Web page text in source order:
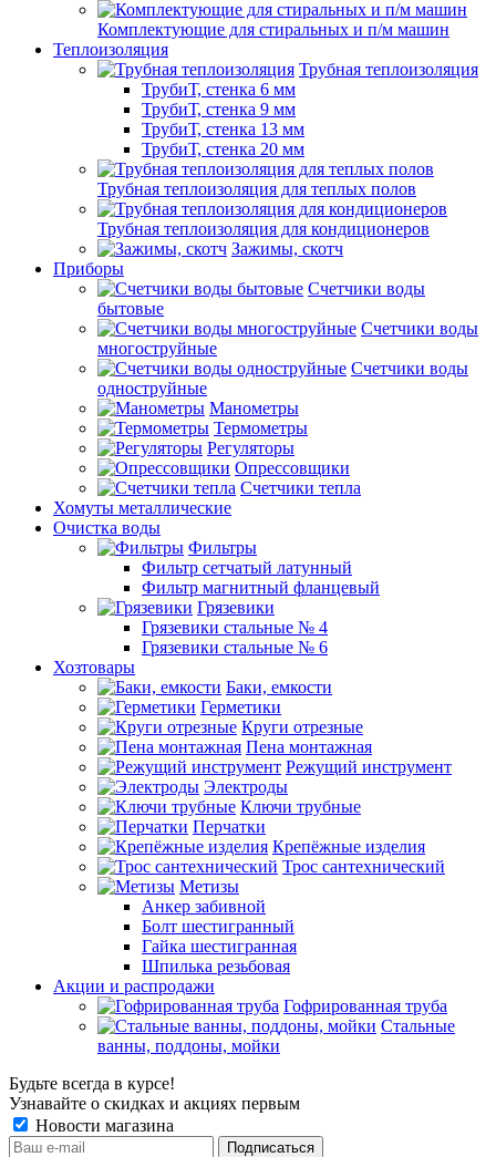
Комплектующие для стиральных и п/м машин
Теплоизоляция
Трубная теплоизоляция
ТрубиТ, стенка 6 мм
ТрубиТ, стенка 9 мм
ТрубиТ, стенка 13 мм
ТрубиТ, стенка 20 мм
Трубная теплоизоляция для теплых полов
Трубная теплоизоляция для кондиционеров
Зажимы, скотч
Приборы
Счетчики воды
бытовые
Счетчики воды
многоструйные
Счетчики воды
одноструйные
Манометры
Термометры
Регуляторы
Опрессовщики
Счетчики тепла
Хомуты металлические
Очистка воды
Фильтры
Фильтр сетчатый латунный
Фильтр магнитный фланцевый
Грязевики
Грязевики стальные № 4
Грязевики стальные № 6
Хозтовары
Баки, емкости
Герметики
Круги отрезные
Пена монтажная
Режущий инструмент
Электроды
Ключи трубные
Перчатки
Крепёжные изделия
Трос сантехнический
Метизы
Анкер забивной
Болт шестигранный
Гайка шестигранная
Шпилька резьбовая
Акции и распродажи
Гофрированная труба
Стальные
ванны, поддоны, мойки
Будьте всегда в курсе!
Узнавайте о скидках и акциях первым
Новости магазина